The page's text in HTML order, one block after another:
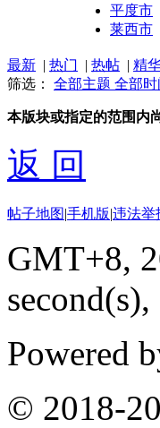
平度市
莱西市
最新 | 热门 | 热帖 | 精
筛选： 全部主题 全部时
本版块或指定的范围内
返 回
帖子地图|手机版|违法举
GMT+8,
Powered
© 2018-